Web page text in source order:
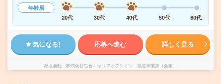
年齢層
20代
30代 40代 50代 60代
気になる! 応募へ進む 詳しく見る
派遣会社 株式会社綜合キャリアオプション 製造事業部（全国）